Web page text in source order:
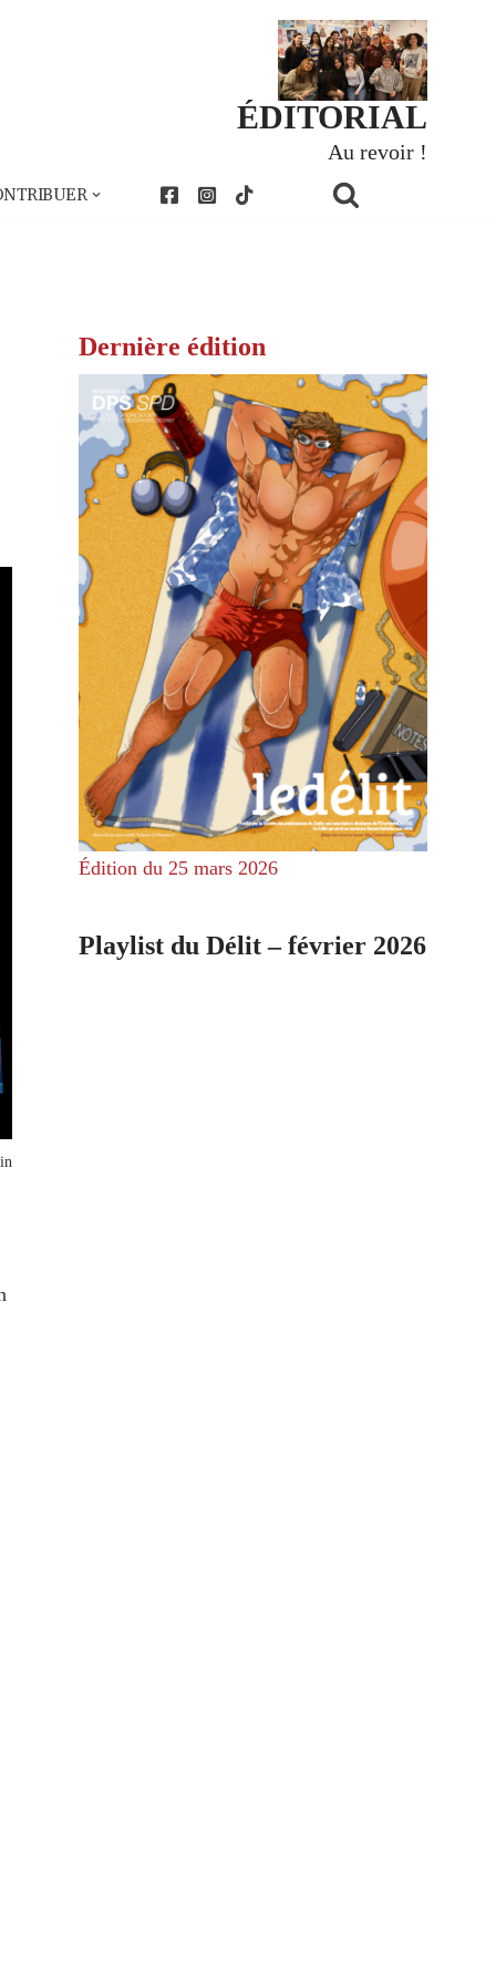
ÉDITORIAL
Au revoir !
Dernière édition
Édition du 25 mars 2026
Playlist du Délit – février 2026